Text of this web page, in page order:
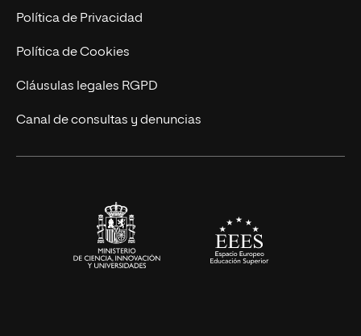
Postgrados
Cursos Universitarios
Trabaja en UNIR
Actualidad
UNIR Revista
Eventos
Política de Privacidad
Política de Cookies
Cláusulas legales RGPD
Canal de consultas y denuncias